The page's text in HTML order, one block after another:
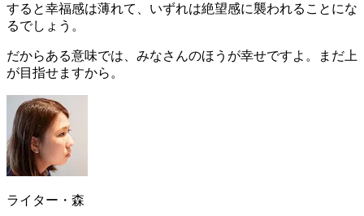
すると幸福感は薄れて、いずれは絶望感に襲われることにな
るでしょう。
だからある意味では、みなさんのほうが幸せですよ。まだ上
が目指せますから 。
ライター・森